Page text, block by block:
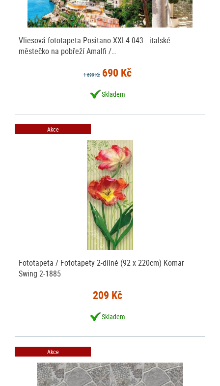
Vliesová fototapeta Positano XXL4-043 - italské
městečko na pobřeží Amalfi /…
1 699 Kč 690 Kč
Skladem
Akce
Fototapeta / Fototapety 2-dílné (92 x 220cm) Komar
Swing 2-1885
209 Kč
Skladem
Akce